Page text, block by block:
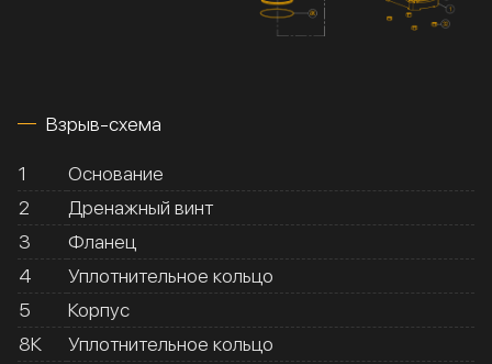
Взрыв-схема
1
Основание
2
Дренажный винт
3
Фланец
4
Уплотнительное кольцо
5
Корпус
8К
Уплотнительное кольцо